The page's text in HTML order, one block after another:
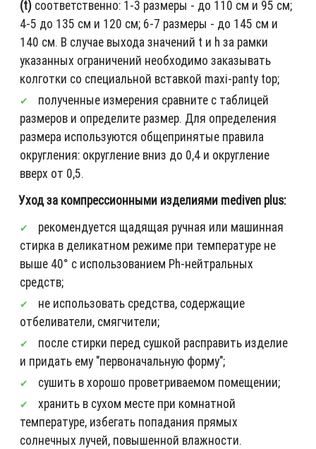
(t) соответственно: 1-3 размеры - до 110 см и 95 см;
4-5 до 135 см и 120 см; 6-7 размеры - до 145 см и
140 см. В случае выхода значений t и h за рамки
указанных ограничений необходимо заказывать
колготки со специальной вставкой maxi-panty top;
полученные измерения сравните с таблицей
размеров и определите размер. Для определения
размера используются общепринятые правила
округления: округление вниз до 0,4 и округление
вверх от 0,5.
Уход за компрессионными изделиями mediven plus:
рекомендуется щадящая ручная или машинная
стирка в деликатном режиме при температуре не
выше 40° с использованием Ph-нейтральных
средств;
не использовать средства, содержащие
отбеливатели, смягчители;
после стирки перед сушкой расправить изделие
и придать ему "первоначальную форму";
сушить в хорошо проветриваемом помещении;
хранить в сухом месте при комнатной
температуре, избегать попадания прямых
солнечных лучей, повышенной влажности.